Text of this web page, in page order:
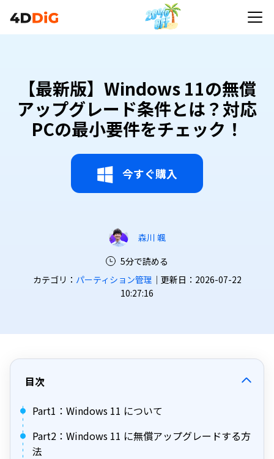
【最新版】Windows 11の無償
アップグレード条件とは？対応
PCの最小要件をチェック！
今すぐ購入
森川 颯
5分で読める
カテゴリ： パーティション管理 ｜更新日：2026-07-22
10:27:16
目次
Part1：Windows 11 について
Part2：Windows 11 に無償アップグレードする方
法